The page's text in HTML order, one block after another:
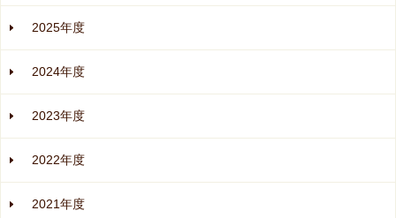
2025年度
2024年度
2023年度
2022年度
2021年度